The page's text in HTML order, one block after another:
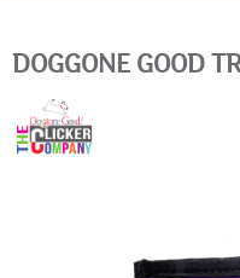
DOGGONE GOOD